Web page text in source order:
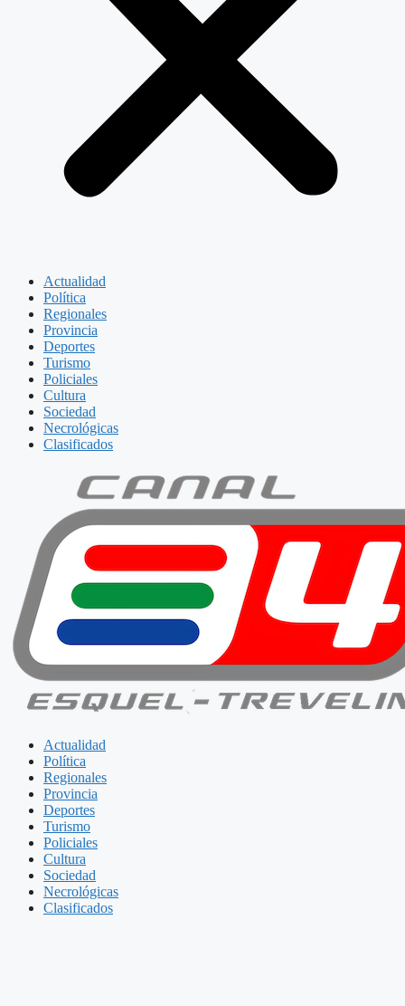
Actualidad
Política
Regionales
Provincia
Deportes
Turismo
Policiales
Cultura
Sociedad
Necrológicas
Clasificados
Actualidad
Política
Regionales
Provincia
Deportes
Turismo
Policiales
Cultura
Sociedad
Necrológicas
Clasificados